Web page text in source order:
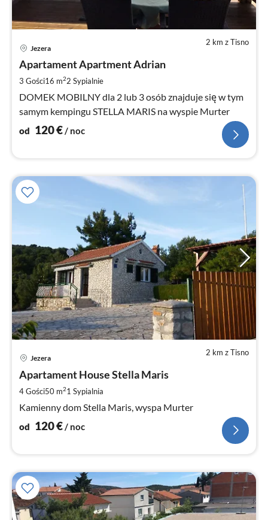
2 km z Tisno
Jezera
Apartament Apartment Adrian
3 Gości16 m22 Sypialnie
DOMEK MOBILNY dla 2 lub 3 osób znajduje się w tym
samym kempingu STELLA MARIS na wyspie Murter
od 120€/ noc
2 km z Tisno
Jezera
Apartament House Stella Maris
4 Gości50 m21 Sypialnia
Kamienny dom Stella Maris, wyspa Murter
od 120€/ noc